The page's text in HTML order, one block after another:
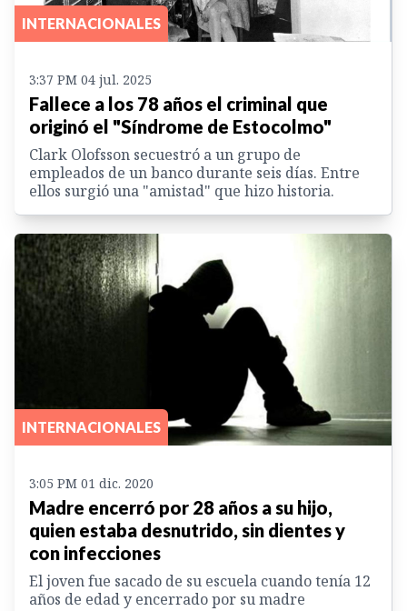
INTERNACIONALES
3:37 PM 04 jul. 2025
Fallece a los 78 años el criminal que
originó el "Síndrome de Estocolmo"
Clark Olofsson secuestró a un grupo de
empleados de un banco durante seis días. Entre
ellos surgió una "amistad" que hizo historia.
INTERNACIONALES
3:05 PM 01 dic. 2020
Madre encerró por 28 años a su hijo,
quien estaba desnutrido, sin dientes y
con infecciones
El joven fue sacado de su escuela cuando tenía 12
años de edad y encerrado por su madre